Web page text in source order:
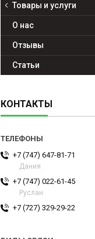
Товары и услуги
О нас
Отзывы
Статьи
КОНТАКТЫ
+7 (747) 647-81-71
Дания
+7 (747) 022-61-45
Руслан
+7 (727) 329-29-22